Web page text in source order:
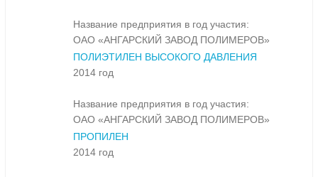
Название предприятия в год участия:
ОАО «АНГАРСКИЙ ЗАВОД ПОЛИМЕРОВ»
ПОЛИЭТИЛЕН ВЫСОКОГО ДАВЛЕНИЯ
2014 год
Название предприятия в год участия:
ОАО «АНГАРСКИЙ ЗАВОД ПОЛИМЕРОВ»
ПРОПИЛЕН
2014 год